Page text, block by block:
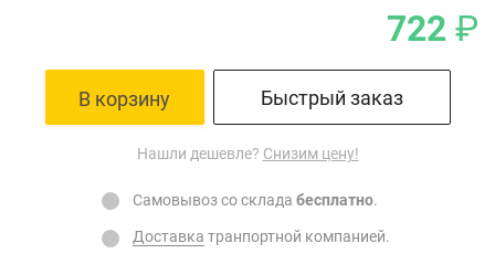
722 ₽
В корзину Быстрый заказ
Нашли дешевле? Снизим цену!
Самовывоз со склада бесплатно.
Доставка транпортной компанией.